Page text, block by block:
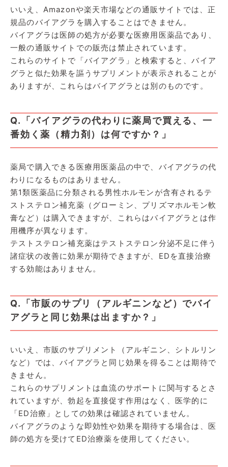
いいえ、Amazonや楽天市場などの通販サイトでは、正
規品のバイアグラを購入することはできません。
バイアグラは医師の処方が必要な医療用医薬品であり、
一般の通販サイトでの販売は禁止されています。
これらのサイトで「バイアグラ」と検索すると、バイア
グラと似た効果を謳うサプリメントが表示されることが
ありますが、これらはバイアグラとは別のものです。
Q.「バイアグラの代わりに薬局で買える、一
番効く薬（精力剤）は何ですか？」
薬局で購入できる医療用医薬品の中で、バイアグラの代
わりになるものはありません。
第1類医薬品に分類される男性ホルモンが含有されるテ
ストステロン補充薬（グローミン、プリズマホルモン軟
膏など）は購入できますが、これらはバイアグラとは作
用機序が異なります。
テストステロン補充薬はテストステロン分泌不足に伴う
諸症状の改善に効果が期待できますが、EDを直接治療
する効能はありません。
Q.「市販のサプリ（アルギニンなど）でバイ
アグラと同じ効果は出ますか？」
いいえ、市販のサプリメント（アルギニン、シトルリン
など）では、バイアグラと同じ効果を得ることは期待で
きません。
これらのサプリメントは血流のサポートに関与するとさ
れていますが、勃起を直接促す作用はなく、医学的に
「ED治療」としての効果は確認されていません。
バイアグラのような即効性や効果を期待する場合は、医
師の処方を受けてED治療薬を使用してください。